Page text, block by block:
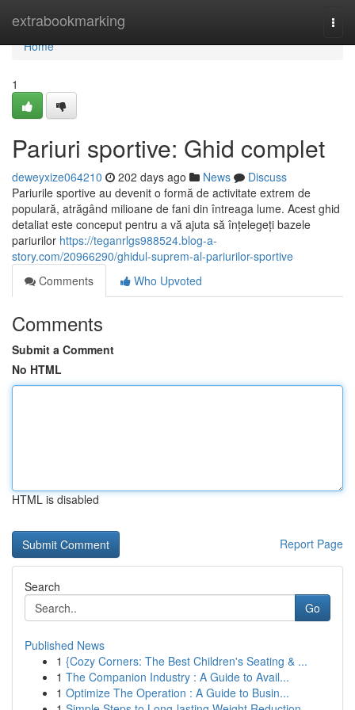
extrabookmarking
Home
Home
1
Pariuri sportive: Ghid complet
deweyxize064210 202 days ago News
Discuss
Pariurile sportive au devenit o formă de activitate extrem de
populară, atrăgând milioane de fani din întreaga lume. Acest ghid
detaliat este conceput pentru a vă ajuta să înțelegeți bazele
pariurilor https://teganrlgs988524.blog-a-
story.com/20966290/ghidul-suprem-al-pariurilor-sportive
Comments
Who Upvoted
Comments
Submit a Comment
No HTML
HTML is disabled
Report Page
Search
Go
Published News
1 {Cozy Corners: The Best Children's Seating & ...
1 The Companion Industry : A Guide to Avail...
1 Optimize The Operation : A Guide to Busin...